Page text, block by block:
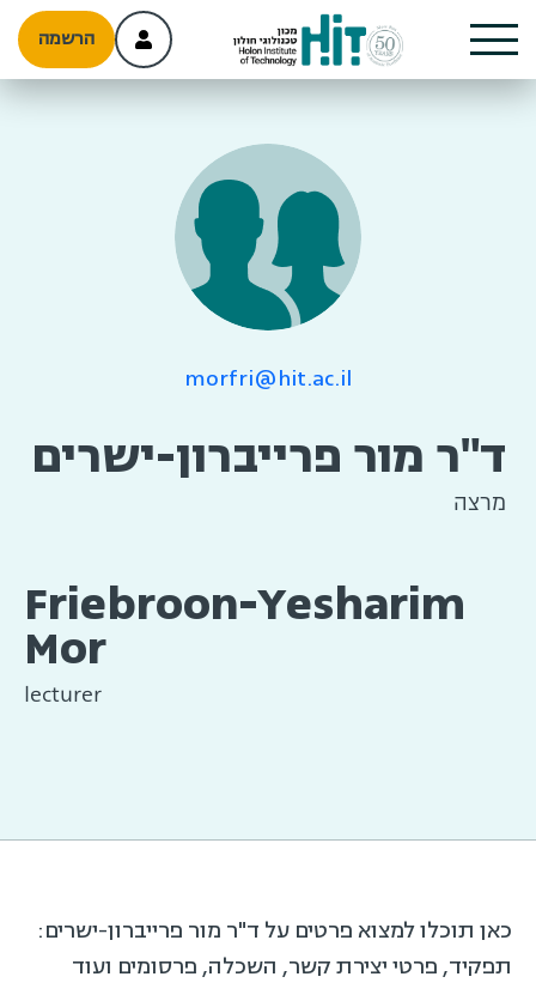
הרשמה
morfri@hit.ac.il
ד"ר מור פרייברון-ישרים
מרצה
Friebroon-Yesharim
Mor
lecturer
כאן תוכלו למצוא פרטים על ד"ר מור פרייברון-ישרים:
תפקיד, פרטי יצירת קשר, השכלה, פרסומים ועוד